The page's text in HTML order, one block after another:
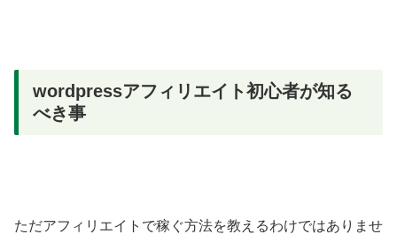
wordpressアフィリエイト初心者が知る
べき事
ただアフィリエイトで稼ぐ方法を教えるわけではありませ